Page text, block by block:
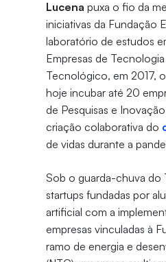
Lucena puxa o fio da
iniciativas da Fundação
laboratório de estudos
Empresas de
Tecnológico, em 2017,
hoje incubar até 20
de Pesquisas e
criação colaborativa do
de vidas durante a
Sob o guarda-chuva do
startups fundadas por
artificial com a
empresas vinculadas à
ramo de energia e